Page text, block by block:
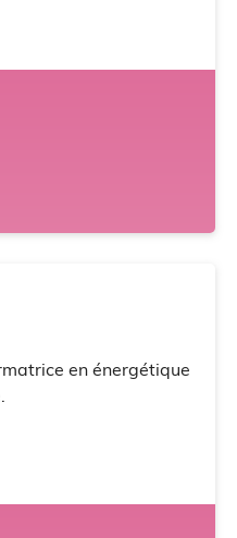
en énergétique